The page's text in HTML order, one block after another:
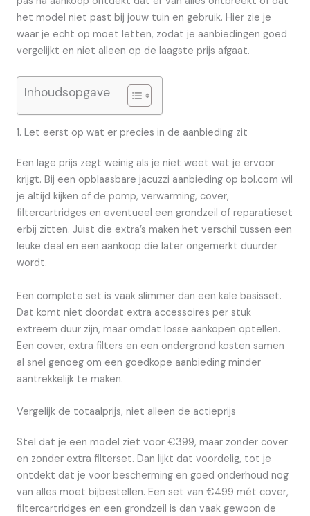
het model niet past bij jouw tuin en gebruik. Hier zie je
waar je echt op moet letten, zodat je aanbiedingen goed
vergelijkt en niet alleen op de laagste prijs afgaat.
Inhoudsopgave
1. Let eerst op wat er precies in de aanbieding zit
Een lage prijs zegt weinig als je niet weet wat je ervoor
krijgt. Bij een opblaasbare jacuzzi aanbieding op bol.com wil
je altijd kijken of de pomp, verwarming, cover,
filtercartridges en eventueel een grondzeil of reparatieset
erbij zitten. Juist die extra’s maken het verschil tussen een
leuke deal en een aankoop die later ongemerkt duurder
wordt.
Een complete set is vaak slimmer dan een kale basisset.
Dat komt niet doordat extra accessoires per stuk
extreem duur zijn, maar omdat losse aankopen optellen.
Een cover, extra filters en een ondergrond kosten samen
al snel genoeg om een goedkope aanbieding minder
aantrekkelijk te maken.
Vergelijk de totaalprijs, niet alleen de actieprijs
Stel dat je een model ziet voor €399, maar zonder cover
en zonder extra filterset. Dan lijkt dat voordelig, tot je
ontdekt dat je voor bescherming en goed onderhoud nog
van alles moet bijbestellen. Een set van €499 mét cover,
filtercartridges en een grondzeil is dan vaak gewoon de